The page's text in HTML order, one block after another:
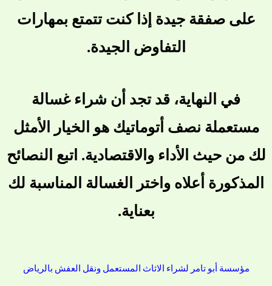
على صفقة جيدة إذا كنت تتمتع بمهارات
التفاوض الجيدة.
في النهاية، قد تجد أن شراء غسالة
مستعملة نصف أتوماتيك هو الخيار الأمثل
لك من حيث الأداء والاقتصادية. اتبع النصائح
المذكورة أعلاه واختر الغسالة المناسبة لك
بعناية.
مؤسسة أبو تامر لشراء الاثاث المستعمل ونقل العفش بالرياض